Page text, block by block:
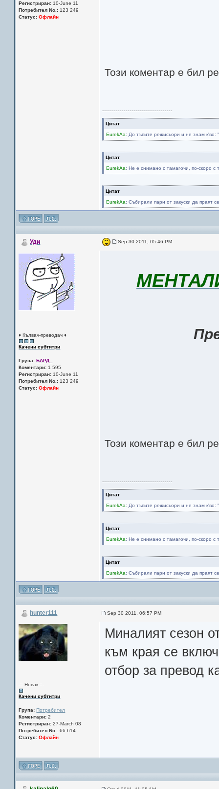
Регистриран: 10-June 11
Потребител No.: 123 249
Статус: Офлайн
Този коментар е бил
------------------------------------
Цитат
EurekAa: До тъпите режисьори и не знам
Цитат
EurekAa: Не е снимано с тамагочи, по-скоро с
Цитат
EurekAa: Събирали пари от закуски да праят
Уди Sep 30 2011, 05:46 PM
♦ Кълвач-преводач ♦
Качени субтитри
Група: БАРД_
Коментари: 1 595
Регистриран: 10-June 11
Потребител No.: 123 249
Статус: Офлайн
Този коментар е бил
------------------------------------
Цитат
EurekAa: До тъпите режисьори и не знам
Цитат
EurekAa: Не е снимано с тамагочи, по-скоро с
Цитат
EurekAa: Събирали пари от закуски да праят
hunter111 Sep 30 2011, 06:57 PM
-= Новак =-
Качени субтитри
Група: Потребител
Коментари: 2
Регистриран: 27-March 08
Потребител No.: 66 614
Статус: Офлайн
Миналият сезон
към края се
отбор за превод